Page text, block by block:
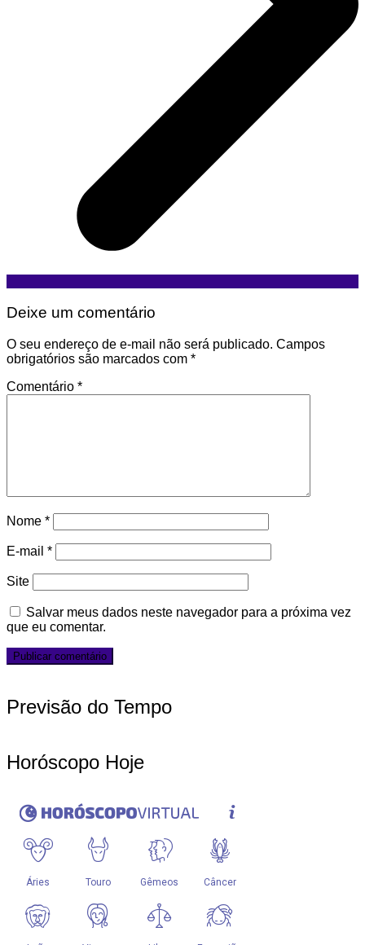
Deixe um comentário
O seu endereço de e-mail não será publicado. Campos
obrigatórios são marcados com *
Comentário *
Nome *
E-mail *
Site
Salvar meus dados neste navegador para a próxima vez
que eu comentar.
Previsão do Tempo
Horóscopo Hoje